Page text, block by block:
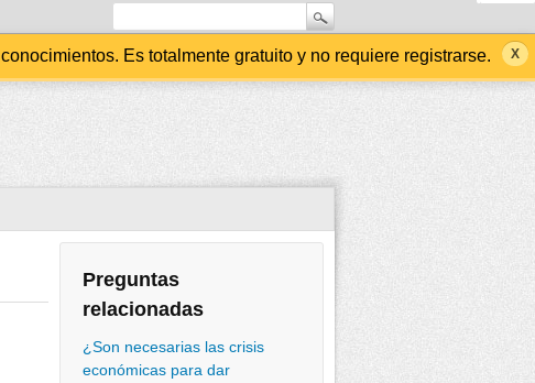
Es totalmente gratuito y no requiere registrarse.
Preguntas
relacionadas
¿Son necesarias las crisis
económicas para dar